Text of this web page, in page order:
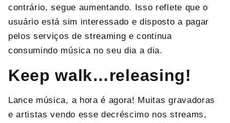
contrário, segue aumentando. Isso reflete que o
usuário está sim interessado e disposto a pagar
pelos serviços de streaming e continua
consumindo música no seu dia a dia.
Keep walk…releasing!
Lance música, a hora é agora! Muitas gravadoras
e artistas vendo esse decréscimo nos streams,